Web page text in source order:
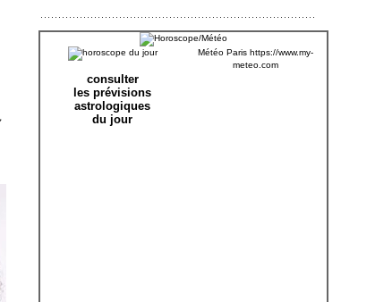
consulter
les prévisions
astrologiques
du jour
Météo Paris https://www.my-
meteo.com